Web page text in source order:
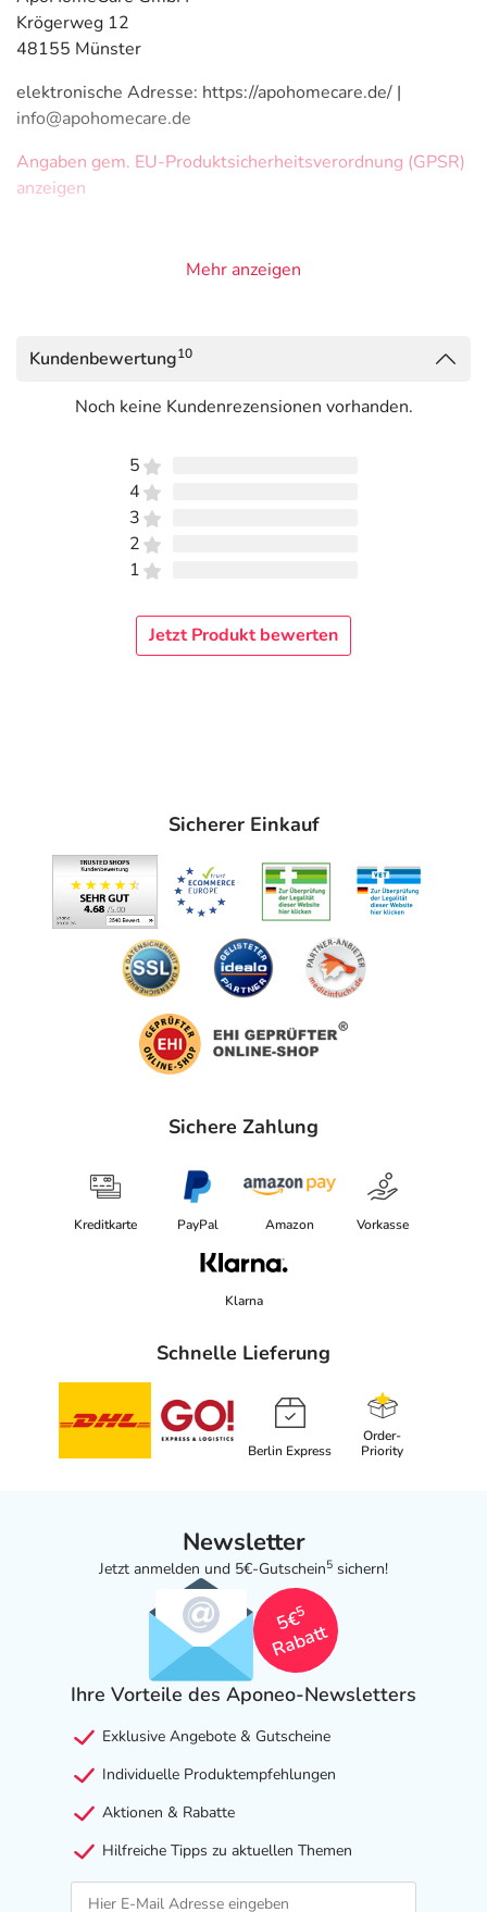
Krögerweg 12
48155 Münster
elektronische Adresse: https://apohomecare.de/ |
info@apohomecare.de
Angaben gem. EU-Produktsicherheitsverordnung (GPSR)
anzeigen
Mehr anzeigen
Kundenbewertung10
Noch keine Kundenrezensionen vorhanden.
5
4
3
2
1
Jetzt Produkt bewerten
Sicherer Einkauf
Sichere Zahlung
Kreditkarte PayPal Amazon Vorkasse
Klarna
Schnelle Lieferung
Berlin Express
Order-
Priority
Newsletter
Jetzt anmelden und 5€-Gutschein5 sichern!
5€
5
Rabatt
Ihre Vorteile des Aponeo-Newsletters
Exklusive Angebote & Gutscheine
Individuelle Produktempfehlungen
Aktionen & Rabatte
Hilfreiche Tipps zu aktuellen Themen